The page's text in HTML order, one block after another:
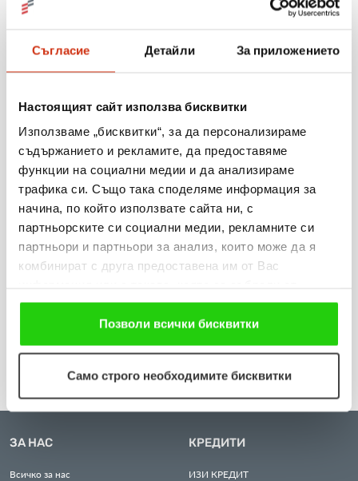
Съгласие Детайли За приложението
Настоящият сайт използва бисквитки
Използваме „бисквитки“, за да персонализираме
съдържанието и рекламите, да предоставяме
функции на социални медии и да анализираме
трафика си. Също така споделяме информация за
начина, по който използвате сайта ни, с
партньорските си социални медии, рекламните си
партньори и партньори за анализ, които може да я
комбинират с друга предоставена им от Вас
ползването от Ваша страна на услугите им. Ако
продължавате да използвате нашия уебсайт, Вие се
съгласявате с нашите "бисквитки".
Позволи всички бисквитки
Само строго необходимите бисквитки
06.08.2026
сбъднати желания и 203 изненади
Виж повече
31.07.2026
„Мобилен кабинет за репродуктивно здраве“
Виж повече
ЗА НАС
Всичко за нас
КРЕДИТИ
ИЗИ КРЕДИТ